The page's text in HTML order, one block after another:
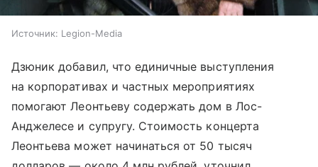
Источник: Legion-Media
Дзюник добавил, что единичные выступления
на корпоративах и частных мероприятиях
помогают Леонтьеву содержать дом в Лос-
Анджелесе и супругу. Стоимость концерта
Леонтьева может начинаться от 50 тысяч